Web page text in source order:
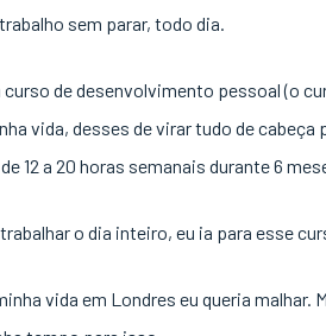
sem parar, todo dia.
curso de desenvolvimento pessoal (o
vida, desses de virar tudo de cabeça
12 a 20 horas semanais durante 6
o dia inteiro, eu ia para esse
vida em Londres eu queria malhar.